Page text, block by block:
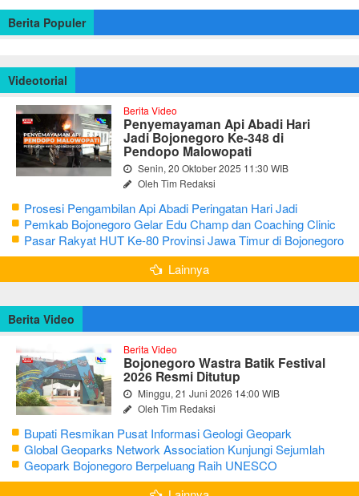
Berita Populer
Videotorial
Berita Video
Penyemayaman Api Abadi Hari
Jadi Bojonegoro Ke-348 di
Pendopo Malowopati
Senin, 20 Oktober 2025 11:30 WIB
Oleh Tim Redaksi
Prosesi Pengambilan Api Abadi Peringatan Hari Jadi
Bojonegoro Ke-348
Pemkab Bojonegoro Gelar Edu Champ dan Coaching Clinic
Seni Reog dan Jaranan
Pasar Rakyat HUT Ke-80 Provinsi Jawa Timur di Bojonegoro
Lainnya
Berita Video
Berita Video
Bojonegoro Wastra Batik Festival
2026 Resmi Ditutup
Minggu, 21 Juni 2026 14:00 WIB
Oleh Tim Redaksi
Bupati Resmikan Pusat Informasi Geologi Geopark
Bojonegoro
Global Geoparks Network Association Kunjungi Sejumlah
Geosite di Bojonegoro
Geopark Bojonegoro Berpeluang Raih UNESCO
Global Geopark